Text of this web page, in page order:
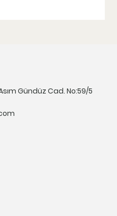
Gündüz Cad. No:59/5